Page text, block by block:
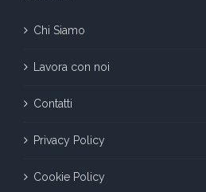
Chi Siamo
Lavora con noi
Contatti
Privacy Policy
Cookie Policy